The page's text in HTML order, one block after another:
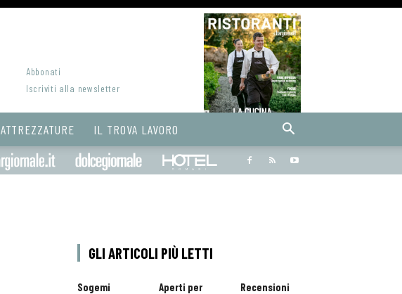
Abbonati
Iscriviti alla newsletter
ATTREZZATURE IL TROVA LAVORO
Bargiornale dolcegiornale
GLI ARTICOLI PIÙ LETTI
Sogemi
Aperti per
Recensioni